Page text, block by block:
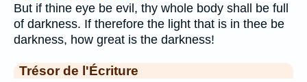
But if thine eye be evil, thy whole body shall be full
of darkness. If therefore the light that is in thee be
darkness, how great is the darkness!
Trésor de l'Écriture